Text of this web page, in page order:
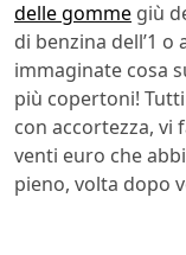
delle gomme giù
di benzina dell’1
immaginate cosa
più copertoni!
con accortezza, vi
venti euro che
pieno, volta dopo